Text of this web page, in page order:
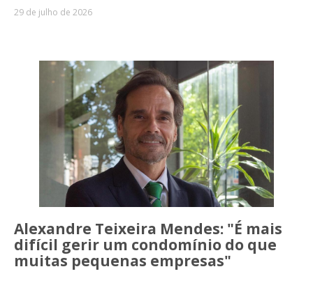
Condomínios - ANPAC
29 de julho de 2026
Alexandre Teixeira Mendes: "É mais
difícil gerir um condomínio do que
muitas pequenas empresas"